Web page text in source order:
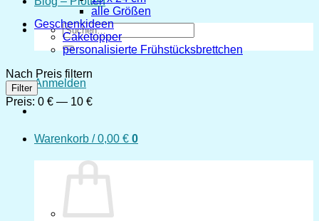
Suchen
nach:
Anmelden
Warenkorb /0,00 € 0
alle Größen
Geschenkideen
Caketopper
personalisierte Frühstücksbrettchen
Nach Preis filtern
Min.
Preis
Max.
Preis
Filter
Preis: 0 € — 10 €